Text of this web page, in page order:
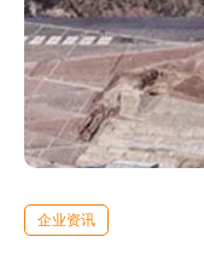
企业资讯